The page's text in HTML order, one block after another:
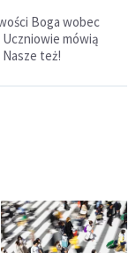
Boga wobec
Uczniowie mówią
Nasze też!